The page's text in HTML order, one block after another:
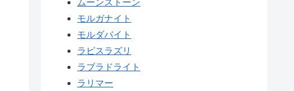
ムーンストーン
モルガナイト
モルダバイト
ラピスラズリ
ラブラドライト
ラリマー